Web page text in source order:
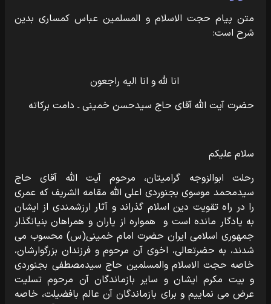
متن پیام حجت الاسلام و المسلمین عباس کمساری بدین
شرح است:
انا لله و انا الیه راجعون
حضرت آیت الله آقای حاج سیدحسن خمینی ـ دامت برکاته
سلام علیکم
رحلت ابوالزوجه گرامیتان، مرحوم آیت الله آقای حاج
سیدمحمد موسوی بجنوردی اعلی الله مقامه الشریف که عمری
را در راه تقویت دین اسلام گذراند و آثار ارزشمندی از ایشان
به یادگار مانده است و همواره از یاران و همراهان بنیانگذار
جمهوری اسلامی ایران حضرت امام خمینی(س) محسوب می
شدند، به حضرتعالی، اخوی آن مرحوم و فرزندان بزرگوارشان،
خاصه حجت الاسلام والمسلمین حاج سیدمصطفی بجنوردی
و بیت مکرم ایشان و سایر بازماندگان آن مرحوم تسلیت
عرض می نماییم و برای بازماندگان آن عالم بافضیلت، خاصه